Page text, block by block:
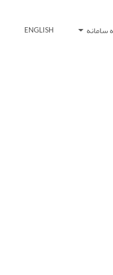
سامانه ENGLISH